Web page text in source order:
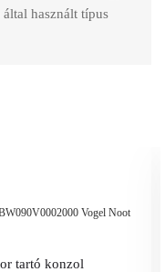
használt típus
Vogel Noot
tartó konzol